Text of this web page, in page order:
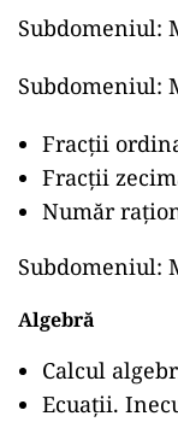
Subdomeniul:
Subdomeniul:
Fracţii
Fracţii
Număr
Subdomeniul:
Algebră
Calcul
Ecuații.